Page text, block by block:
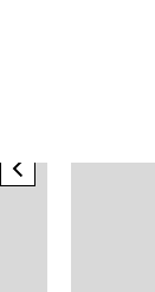
previous